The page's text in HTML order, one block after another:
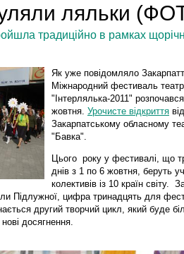
ляльки
традиційно в рамках
Як уже повідомляло
Міжнародний фестиваль
"Інтерлялька-2011"
жовтня. Урочисте відкриття
Закарпатському обласному
"Бавка".
Цього року у фестивалі, що
днів з 1 по 6 жовтня, беруть
колективів із 10 країн світу.
Підлужної, цифра тринадцять для
другий творчий цикл, який буде
досягнення.